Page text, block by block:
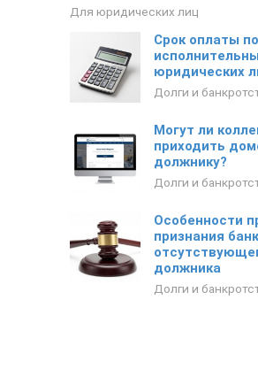
Для юридических лиц
Срок оплаты по
юридических
Долги и
Могут ли
приходить
должнику?
Долги и
Особенности
признания
должника
Долги и